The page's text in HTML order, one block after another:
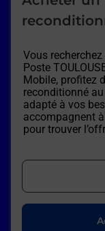
Vous
Poste
Mobile, profitez
reconditionné
adapté à vos
accompagnent à
pour trouver